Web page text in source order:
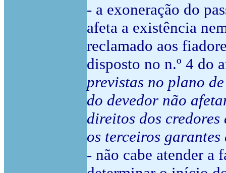
- a exoneração do
afeta a existência
reclamado aos
disposto no n.º 4 do
previstas no plano
do devedor não
direitos dos
os terceiros
- não cabe atender a